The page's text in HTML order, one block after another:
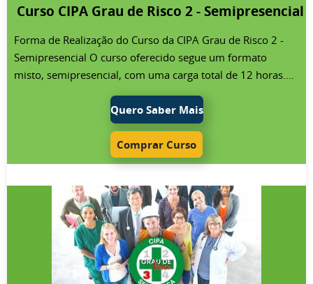
Curso CIPA Grau de Risco 2 - Semipresencial
Forma de Realização do Curso da CIPA Grau de Risco 2 -
Semipresencial O curso oferecido segue um formato
misto, semipresencial, com uma carga total de 12 horas.
restantes de maneira presencial. A parte presencial pode
ser conduzida por um profissional de segurança do
trabalho da própria empresa contratante. Para facilitar a
gestão desta etapa, disponibilizamos na plataforma de
empresa gerenciar aspectos como a lista de presença,
fornecer orientações, e registrar o profissional encarregado
da parte presencial. Além disso, instrutores estarão
disponíveis para oferecer orientações adicionais e
esclarecer dúvidas. Os certificados são emitidos sob a
Quero Saber Mais
Comprar Curso